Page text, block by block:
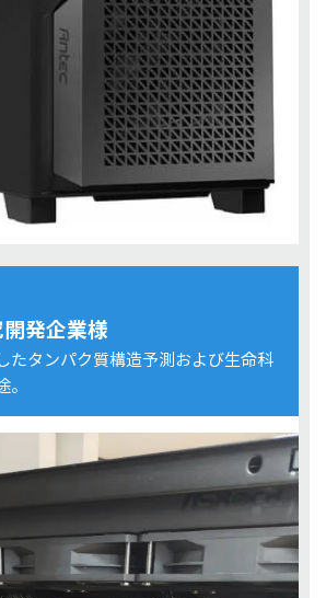
発企業様
たタンパク質構造予測および生命科